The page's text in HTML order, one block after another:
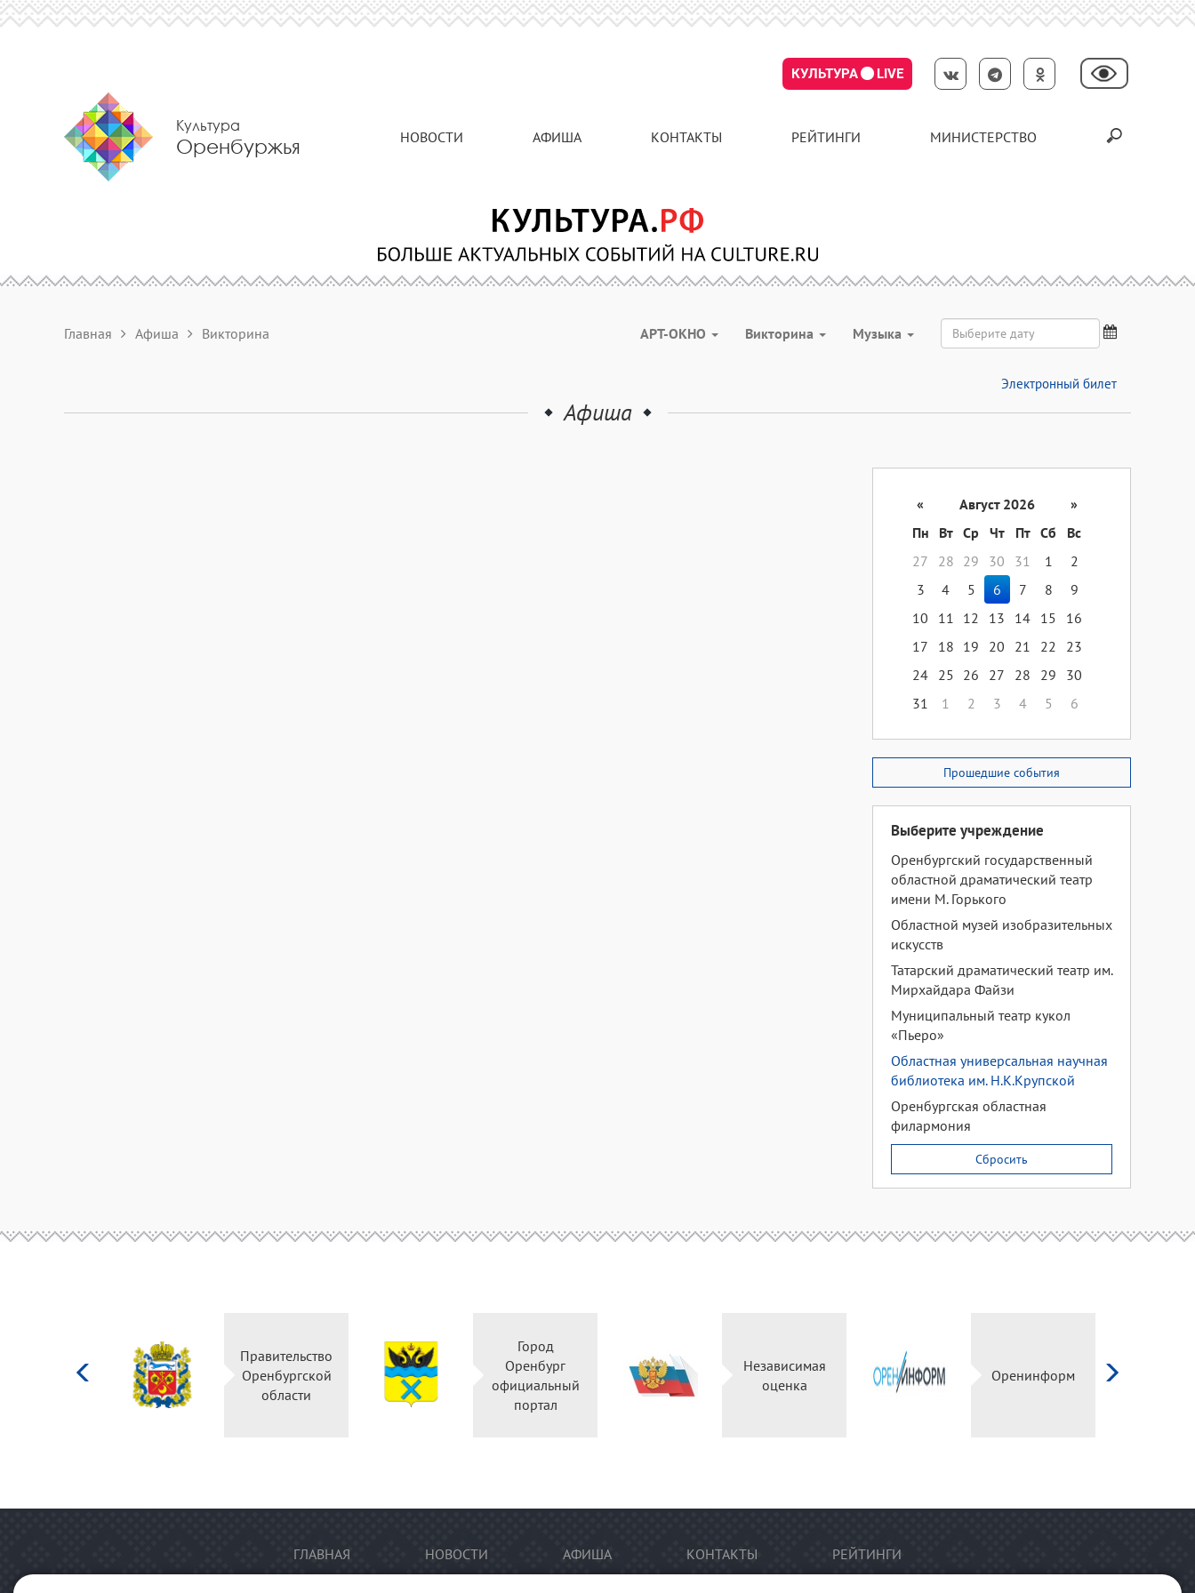
КУЛЬТУРА LIVE
Культура
Оренбуржья НОВОСТИ АФИША КОНТАКТЫ РЕЙТИНГИ МИНИСТЕРСТВО
Главная Афиша Викторина АРТ-ОКНО Викторина Музыка
Электронный билет
Афиша
« Август 2026
»
Пн
Вт Ср Чт Пт Сб
Вс
27
28 29 30 31 1
2
3
4 5 6 7 8
9
10
11 12 13 14 15
16
17
18 19 20 21 22
23
24 25 26 27 28 29
30
31
1 2 3 4 5 6
Прошедшие события
Выберите учреждение
Оренбургский государственный
областной драматический театр
имени М. Горького
Областной музей изобразительных
искусств
Татарский драматический театр им.
Мирхайдара Файзи
Муниципальный театр кукол
«Пьеро»
Областная универсальная научная
библиотека им. Н.К.Крупской
Оренбургская областная
филармония
Сбросить
Правительство
Оренбургской
области
Город
Оренбург
официальный
портал
Независимая
оценка
Оренинформ
ГЛАВНАЯ НОВОСТИ АФИША КОНТАКТЫ РЕЙТИНГИ